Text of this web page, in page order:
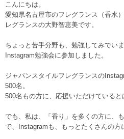
こんにちは。
愛知県名古屋市のフレグランス（香水
レグランスの大野智恵美です。
ちょっと苦手分野も、勉強してみでいま
Instagram勉強会に参加しました。
ジャパンスタイルフレグランスの
500名。
500名もの方に、応援いただけていると
でも、私は、「香り」を多くの方に、
で、Instagramも、もっとたくさんの方